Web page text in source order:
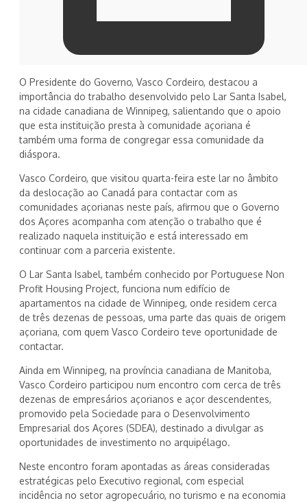
O Presidente do Governo, Vasco Cordeiro, destacou a
importância do trabalho desenvolvido pelo Lar Santa Isabel,
na cidade canadiana de Winnipeg, salientando que o apoio
que esta instituição presta à comunidade açoriana é
também uma forma de congregar essa comunidade da
diáspora.
Vasco Cordeiro, que visitou quarta-feira este lar no âmbito
da deslocação ao Canadá para contactar com as
comunidades açorianas neste país, afirmou que o Governo
dos Açores acompanha com atenção o trabalho que é
realizado naquela instituição e está interessado em
continuar com a parceria existente.
O Lar Santa Isabel, também conhecido por Portuguese Non
Profit Housing Project, funciona num edifício de
apartamentos na cidade de Winnipeg, onde residem cerca
de três dezenas de pessoas, uma parte das quais de origem
açoriana, com quem Vasco Cordeiro teve oportunidade de
contactar.
Ainda em Winnipeg, na província canadiana de Manitoba,
Vasco Cordeiro participou num encontro com cerca de três
dezenas de empresários açorianos e açor descendentes,
promovido pela Sociedade para o Desenvolvimento
Empresarial dos Açores (SDEA), destinado a divulgar as
oportunidades de investimento no arquipélago.
Neste encontro foram apontadas as áreas consideradas
estratégicas pelo Executivo regional, com especial
incidência no setor agropecuário, no turismo e na economia